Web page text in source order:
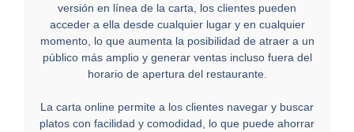
versión en línea de la carta, los clientes pueden
acceder a ella desde cualquier lugar y en cualquier
momento, lo que aumenta la posibilidad de atraer a un
público más amplio y generar ventas incluso fuera del
horario de apertura del restaurante.
La carta online permite a los clientes navegar y buscar
platos con facilidad y comodidad, lo que puede ahorrar